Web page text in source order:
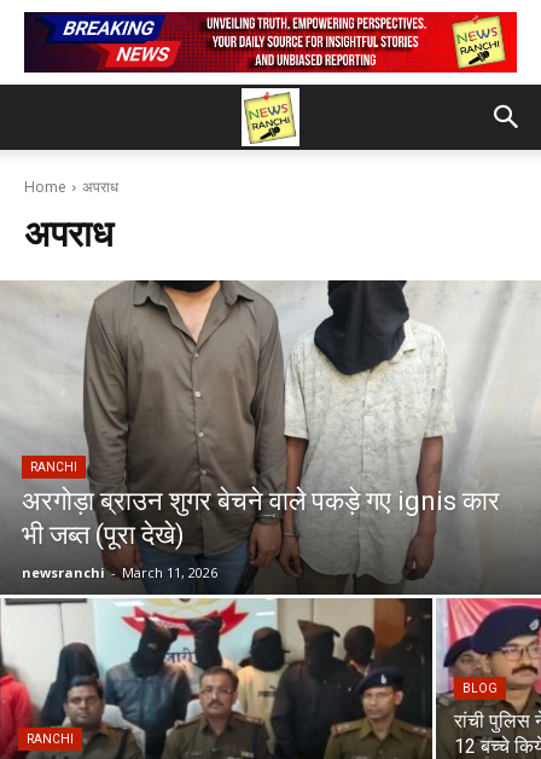
Home अपराध
अपराध
RANCHI
अरगोड़ा ब्राउन शुगर बेचने वाले पकड़े गए ignis कार
भी जब्त (पूरा देखे)
newsranchi - March 11, 2026
RANCHI
BLOG
रांची पुलिस
12 बच्चे